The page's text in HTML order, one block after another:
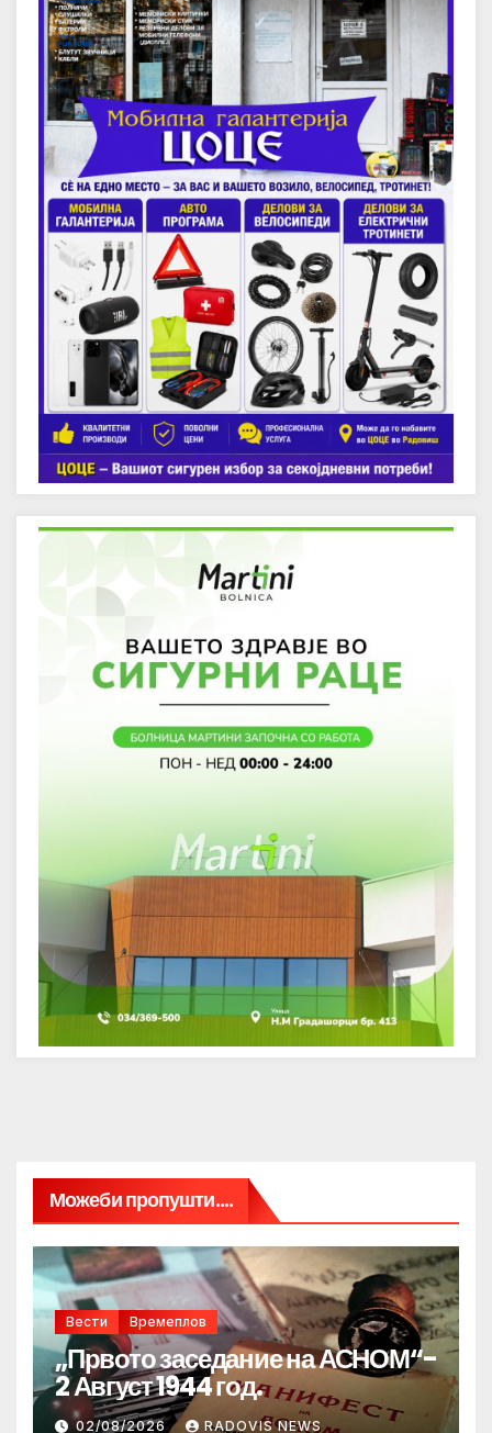
Можеби пропушти....
Вести Времеплов
„Првото заседание на АСНОМ“-
2 Август 1944 год.
02/08/2026 RADOVIS NEWS